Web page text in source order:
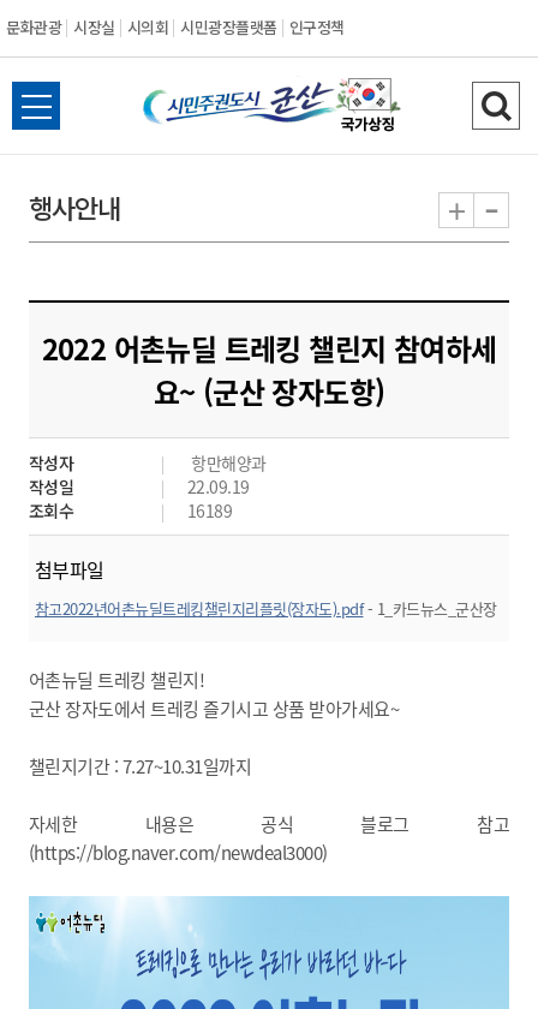
문화관광 시장실 시의회 시민광장플랫폼 인구정책
시
민
도
시
군
산
전
체
뉴
열
검
색
기
행사안내 + -
2022 어촌뉴딜 트레킹 챌린지 참여하세
요~ (군산 장자도항)
작성자
항만해양과
작성일
22.09.19
조회수
16189
첨부파일
참고2022년어촌뉴딜트레킹챌린지리플릿(장자도).pdf- 1_카드뉴스_군산장
어촌뉴딜 트레킹 챌린지!
군산 장자도에서 트레킹 즐기시고 상품 받아가세요~
챌린지기간 : 7.27~10.31일까지
자세한 내용은 공식 블로그 참고
(https://blog.naver.com/newdeal3000)